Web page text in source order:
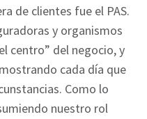
de clientes fue el PAS.
y organismos
centro” del negocio, y
cada día que
Como lo
nuestro rol